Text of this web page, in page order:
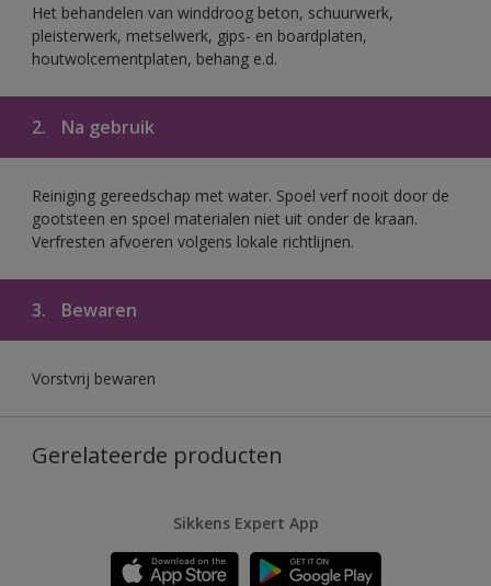
Het behandelen van winddroog beton, schuurwerk,
pleisterwerk, metselwerk, gips- en boardplaten,
houtwolcementplaten, behang e.d.
2. Na gebruik
Reiniging gereedschap met water. Spoel verf nooit door de
gootsteen en spoel materialen niet uit onder de kraan.
Verfresten afvoeren volgens lokale richtlijnen.
3. Bewaren
Vorstvrij bewaren
Gerelateerde producten
Sikkens Expert App